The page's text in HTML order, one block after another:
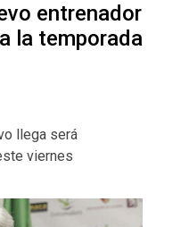
entrenador
la temporada
llega será
viernes